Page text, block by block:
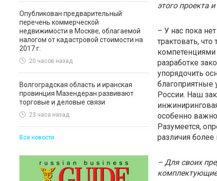
Опубликован предварительный
перечень коммерческой
недвижимости в Москве, облагаемой
налогом от кадастровой стоимости на
2017 г.
20 часов назад
Волгоградская область и иранская
провинция Мазендеран развивают
торговые и деловые связи
23 часа назад
Все новости
этого проекта
– У нас пока
трактовать,
разработке
упорядочить
благоприятные
России. Наш
особенно
Разумеется,
различия более
– Для своих